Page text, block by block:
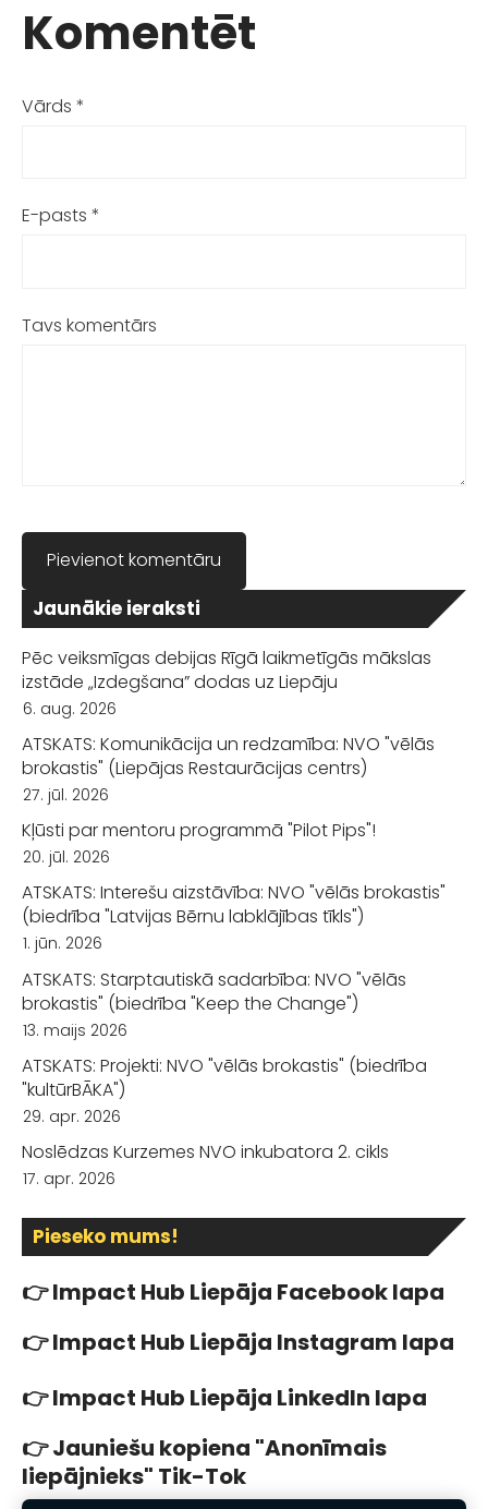
Jaunākie ieraksti
Pēc veiksmīgas debijas Rīgā laikmetīgās mākslas
izstāde „Izdegšana” dodas uz Liepāju
6. aug. 2026
ATSKATS: Komunikācija un redzamība: NVO "vēlās
brokastis" (Liepājas Restaurācijas centrs)
27. jūl. 2026
Kļūsti par mentoru programmā "Pilot Pips"!
20. jūl. 2026
ATSKATS: Interešu aizstāvība: NVO "vēlās brokastis"
(biedrība "Latvijas Bērnu labklājības tīkls")
1. jūn. 2026
ATSKATS: Starptautiskā sadarbība: NVO "vēlās
brokastis" (biedrība "Keep the Change")
13. maijs 2026
ATSKATS: Projekti: NVO "vēlās brokastis" (biedrība
"kultūrBĀKA")
29. apr. 2026
Noslēdzas Kurzemes NVO inkubatora 2. cikls
17. apr. 2026
Pieseko mums!
👉 Impact Hub Liepāja Facebook lapa
👉 Impact Hub Liepāja Instagram lapa
👉Impact Hub Liepāja LinkedIn lapa
👉Jauniešu kopiena "Anonīmais
liepājnieks" Tik-Tok
Komentēt
Vārds *
E-pasts *
Tavs komentārs